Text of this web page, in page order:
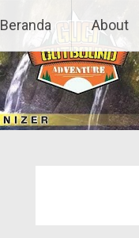
Beranda About